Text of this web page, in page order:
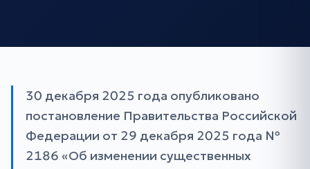
30 декабря 2025 года опубликовано
постановление Правительства Российской
Федерации от 29 декабря 2025 года №
2186 «Об изменении существенных